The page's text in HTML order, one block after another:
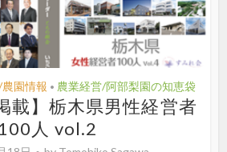
園情報 • 農業経営/阿部梨園の知恵袋
載】栃木県男性経営者
100人 vol.2